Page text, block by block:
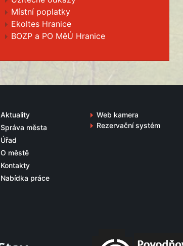
Místní poplatky
Ekoltes Hranice
BOZP a PO MěÚ Hranice
Aktuality
Správa města
Úřad
O městě
Kontakty
Nabídka práce
Web kamera
Rezervační systém